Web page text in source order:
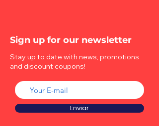
Sign up for our newsletter
Stay up to date with news, promotions
and discount coupons!
Enviar